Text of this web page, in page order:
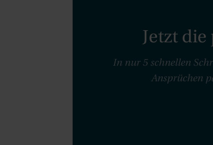
Jetzt
In nur 5 schnellen
Ansprüchen